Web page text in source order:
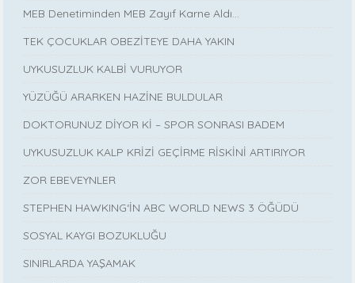
MEB Denetiminden MEB Zayıf Karne Aldı…
TEK ÇOCUKLAR OBEZİTEYE DAHA YAKIN
UYKUSUZLUK KALBİ VURUYOR
YÜZÜĞÜ ARARKEN HAZİNE BULDULAR
DOKTORUNUZ DİYOR Kİ – SPOR SONRASI BADEM
UYKUSUZLUK KALP KRİZİ GEÇİRME RİSKİNİ ARTIRIYOR
ZOR EBEVEYNLER
STEPHEN HAWKING‘İN ABC WORLD NEWS 3 ÖĞÜDÜ
SOSYAL KAYGI BOZUKLUĞU
SINIRLARDA YAŞAMAK